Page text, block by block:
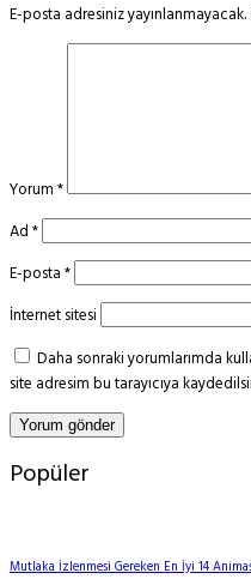
E-posta adresiniz yayınlanmayacak.
Yorum*
Ad*
E-posta*
İnternet sitesi
Daha sonraki yorumlarımda
site adresim bu tarayıcıya
Popüler
Mutlaka İzlenmesi Gereken En İyi 14